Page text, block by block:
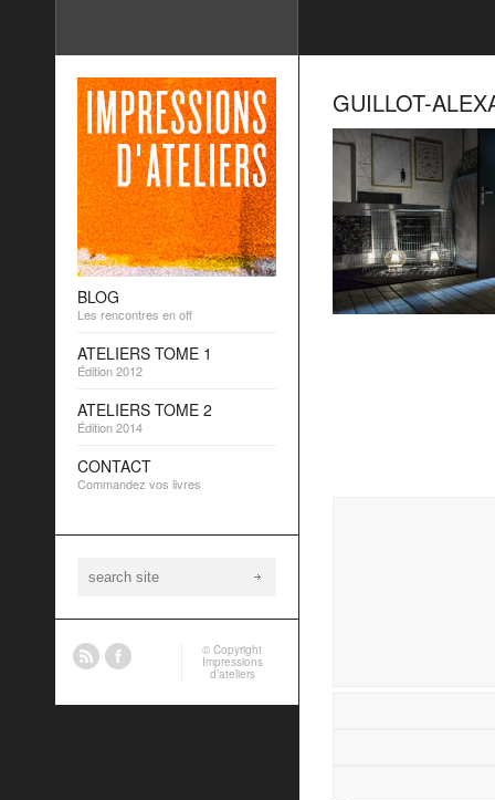
GUILLOT-
BLOG
Les rencontres en off
ATELIERS TOME 1
Édition 2012
ATELIERS TOME 2
Édition 2014
CONTACT
Commandez vos livres
© Copyright
Impressions
d’ateliers